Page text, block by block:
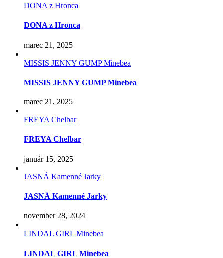
DONA z Hronca
DONA z Hronca
marec 21, 2025
MISSIS JENNY GUMP Minebea
MISSIS JENNY GUMP Minebea
marec 21, 2025
FREYA Chelbar
FREYA Chelbar
január 15, 2025
JASNÁ Kamenné Jarky
JASNÁ Kamenné Jarky
november 28, 2024
LINDAL GIRL Minebea
LINDAL GIRL Minebea